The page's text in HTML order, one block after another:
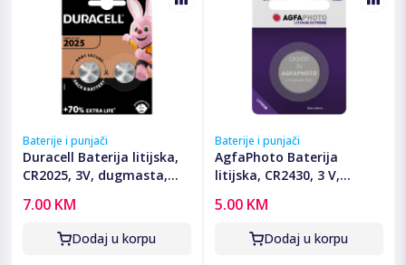
Baterije i punjači
Duracell Baterija litijska,
CR2025, 3V, dugmasta,
7.00 KM
Dodaj u korpu
Baterije i punjači
AgfaPhoto Baterija
litijska, CR2430, 3 V,
CR2430 B1
5.00 KM
Dodaj u korpu